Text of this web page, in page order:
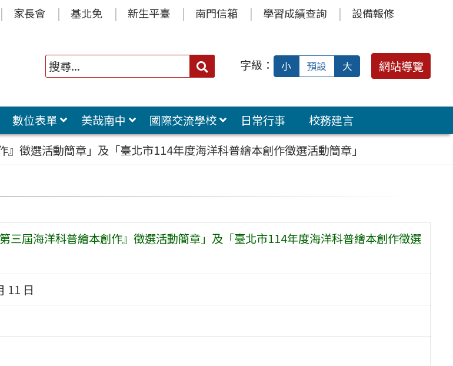
家長會 基北免 新生平臺 南門信箱 學習成績查詢 設備報修
搜
字級： 小 預設 大 網站導覽
數位表單 美哉南中 國際交流學校 日常行事
校務建言
』徵選活動簡章」及「臺北市114年度海洋科普繪本創作徵選活動簡章」
第三屆海洋科普繪本創作』徵選活動簡章」及「臺北市114年度海洋科普繪本創作徵選
11 日